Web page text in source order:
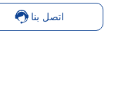
اتصل بنا